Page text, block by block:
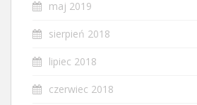
maj 2019
sierpień 2018
lipiec 2018
czerwiec 2018